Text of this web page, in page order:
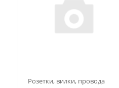
Розетки, вилки, провода